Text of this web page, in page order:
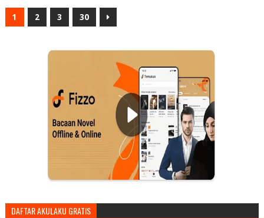
1 2 3 30
DAFTAR AKULAKU GRATIS